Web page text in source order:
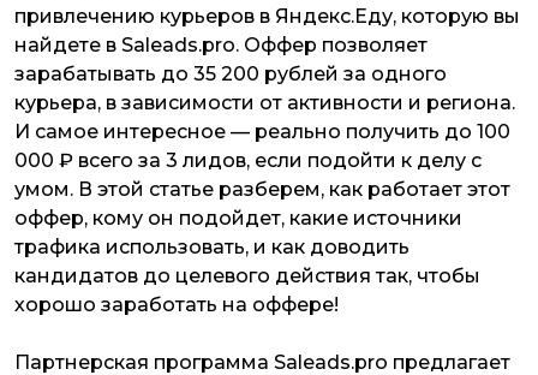
привлечению курьеров в Яндекс.Еду, которую вы
найдете в Saleads.pro. Оффер позволяет
зарабатывать до 35 200 рублей за одного
курьера, в зависимости от активности и региона.
И самое интересное — реально получить до 100
000 ₽ всего за 3 лидов, если подойти к делу с
умом. В этой статье разберем, как работает этот
оффер, кому он подойдет, какие источники
трафика использовать, и как доводить
кандидатов до целевого действия так, чтобы
хорошо заработать на оффере!
Партнерская программа Saleads.pro предлагает